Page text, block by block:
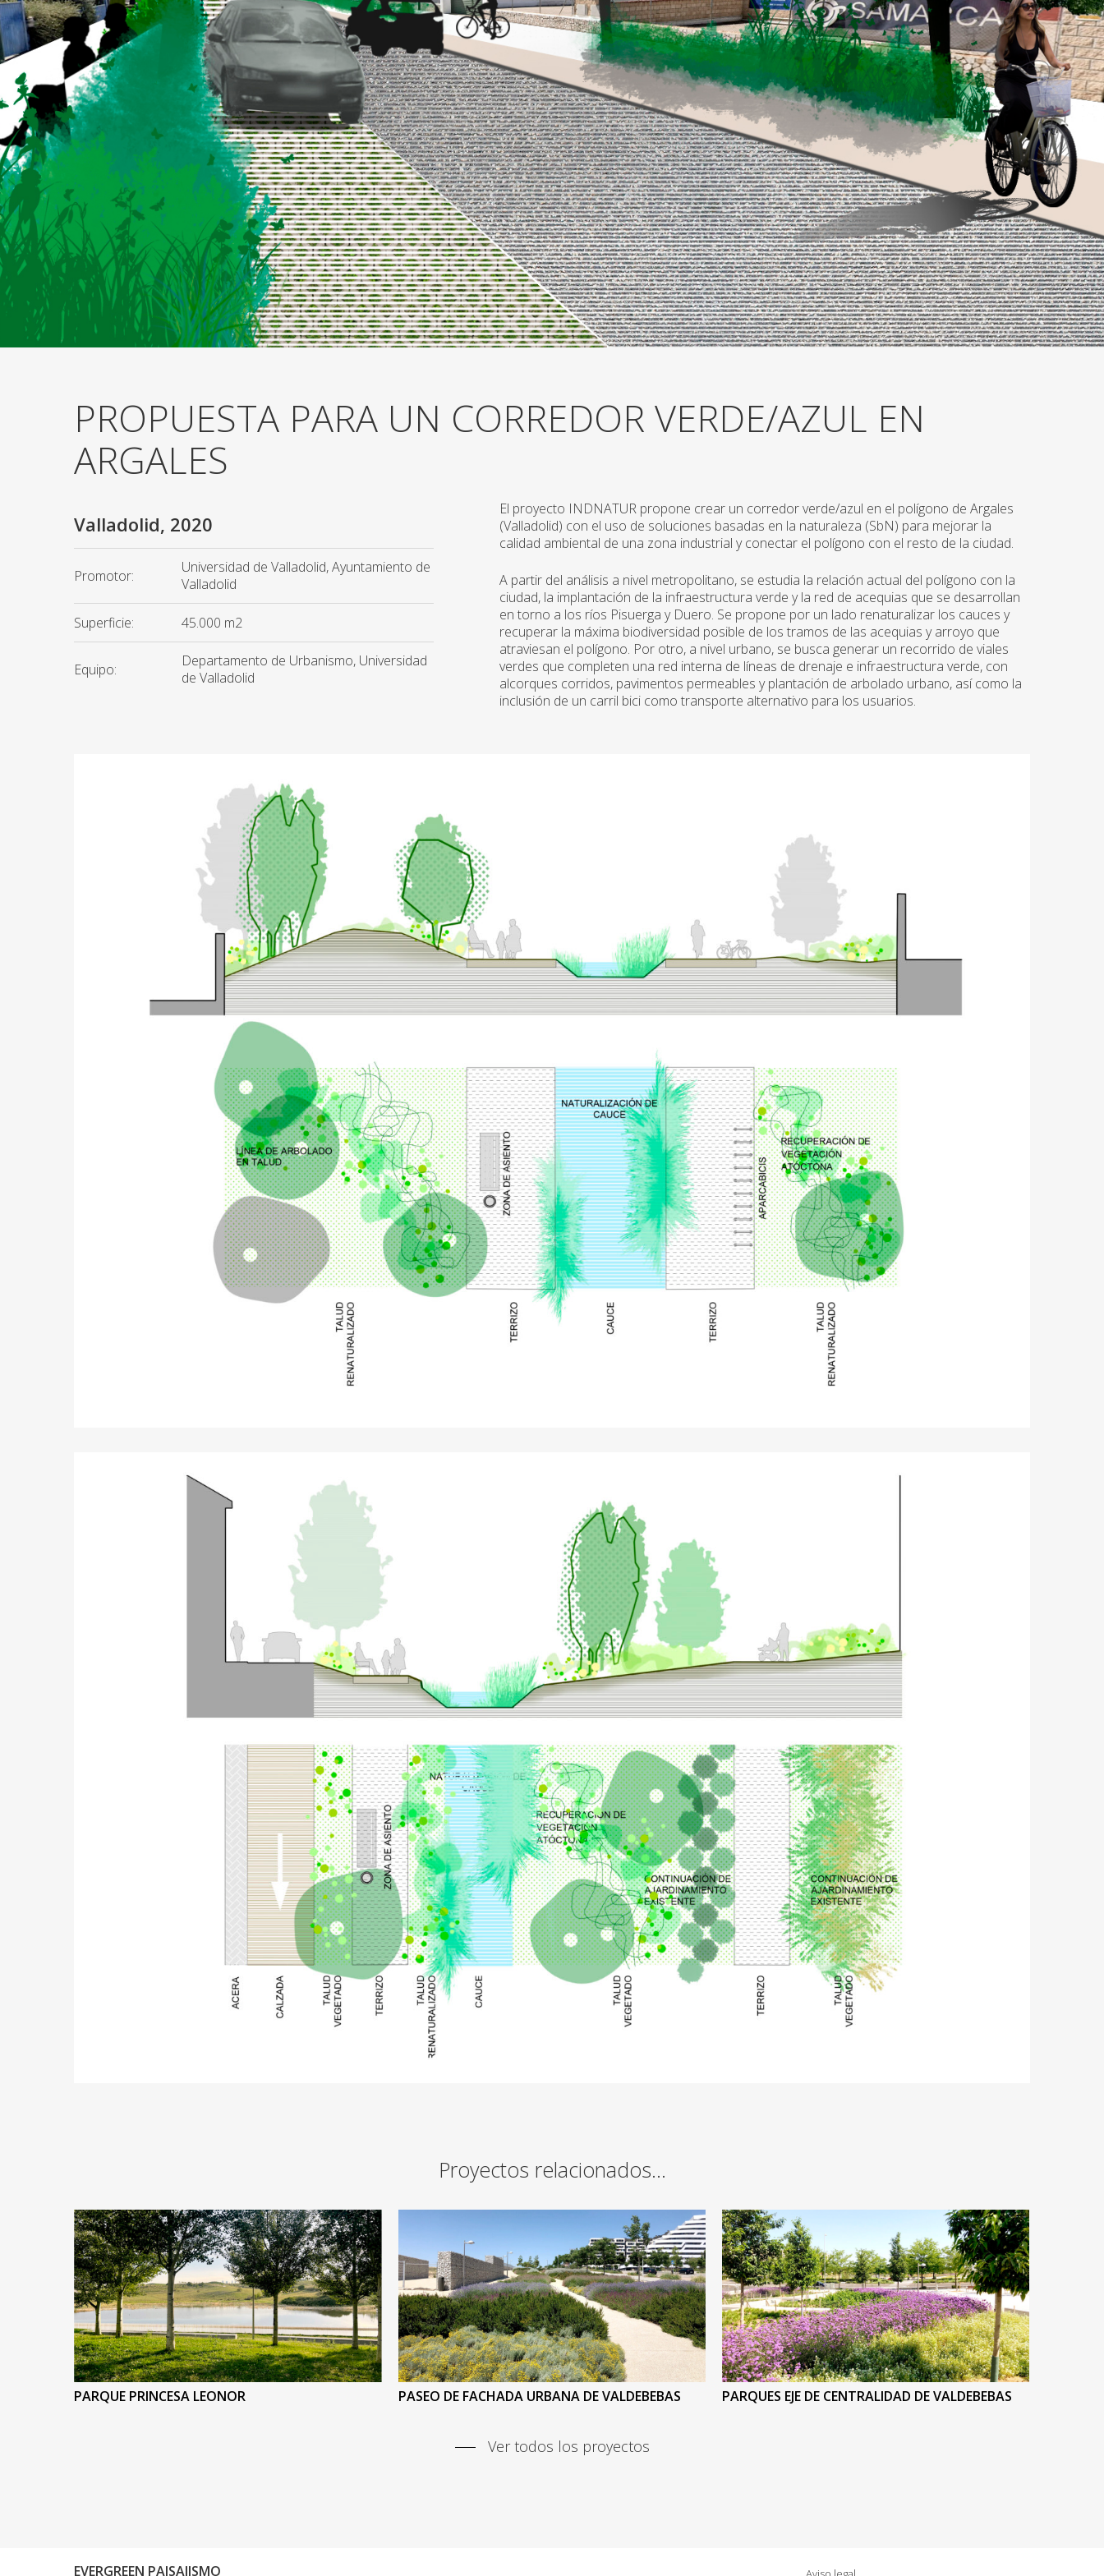
PROPUESTA PARA UN CORREDOR VERDE/AZUL EN
ARGALES
Valladolid, 2020
Promotor:
Universidad de Valladolid, Ayuntamiento de
Valladolid
Superficie: 45.000 m2
Equipo:
Departamento de Urbanismo, Universidad
de Valladolid
El proyecto INDNATUR propone crear un corredor verde/azul en el polígono de Argales
(Valladolid) con el uso de soluciones basadas en la naturaleza (SbN) para mejorar la
calidad ambiental de una zona industrial y conectar el polígono con el resto de la ciudad.
A partir del análisis a nivel metropolitano, se estudia la relación actual del polígono con la
ciudad, la implantación de la infraestructura verde y la red de acequias que se desarrollan
en torno a los ríos Pisuerga y Duero. Se propone por un lado renaturalizar los cauces y
recuperar la máxima biodiversidad posible de los tramos de las acequias y arroyo que
atraviesan el polígono. Por otro, a nivel urbano, se busca generar un recorrido de viales
verdes que completen una red interna de líneas de drenaje e infraestructura verde, con
alcorques corridos, pavimentos permeables y plantación de arbolado urbano, así como la
inclusión de un carril bici como transporte alternativo para los usuarios.
Proyectos relacionados…
PARQUE PRINCESA LEONOR PASEO DE FACHADA URBANA DE VALDEBEBAS PARQUES EJE DE CENTRALIDAD DE VALDEBEBAS
Ver todos los proyectos
EVERGREEN PAISAJISMO